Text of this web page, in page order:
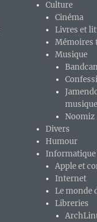
Culture
Cinéma
Livres et
Mémoires
Musique
Noomiz
Divers
Humour
Informatique
Apple et
Internet
Le monde
Libreries